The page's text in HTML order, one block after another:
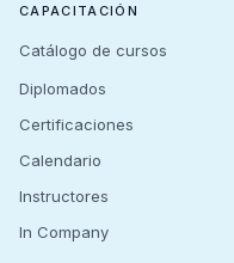
CAPACITACIÓN
Catálogo de cursos
Diplomados
Certificaciones
Calendario
Instructores
In Company